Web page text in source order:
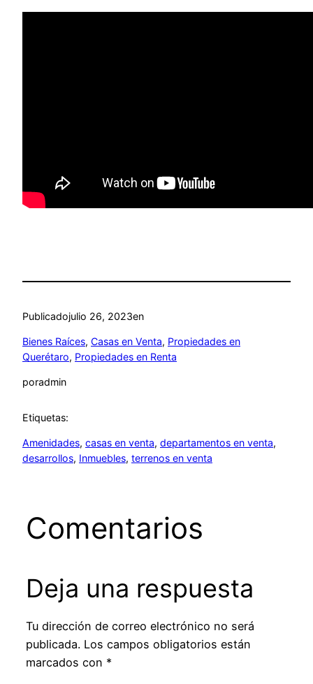
Publicadojulio 26, 2023en
Bienes Raíces, Casas en Venta, Propiedades en
Querétaro, Propiedades en Renta
poradmin
Etiquetas:
Amenidades, casas en venta, departamentos en venta
desarrollos, Inmuebles, terrenos en venta
Comentarios
Deja una respuesta
Tu dirección de correo electrónico no será
publicada. Los campos obligatorios están
marcados con *